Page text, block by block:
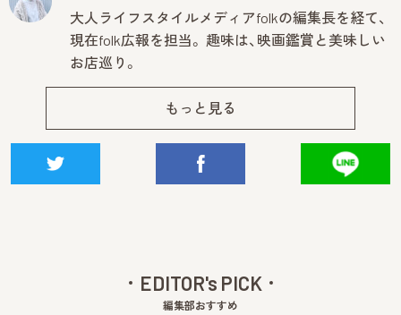
大人ライフスタイルメディアfolkの編集長を経て、
現在folk広報を担当。 趣味は、映画鑑賞と美味しい
お店巡り。
もっと見る
EDITOR's PICK
編集部おすすめ